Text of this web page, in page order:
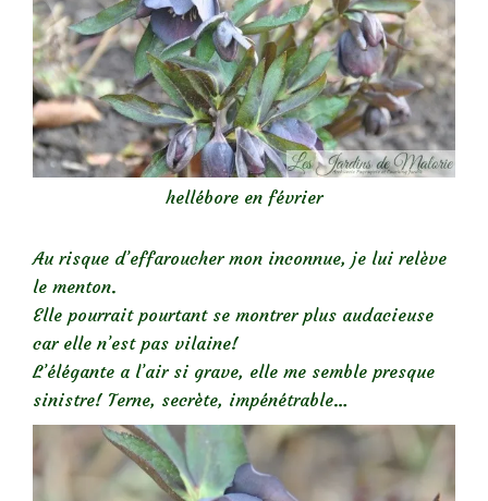
hellébore en février
Au risque d’effaroucher mon inconnue, je lui relève
le menton.
Elle pourrait pourtant se montrer plus audacieuse
car elle n’est pas vilaine!
L’élégante a l’air si grave, elle me semble presque
sinistre! Terne, secrète, impénétrable…